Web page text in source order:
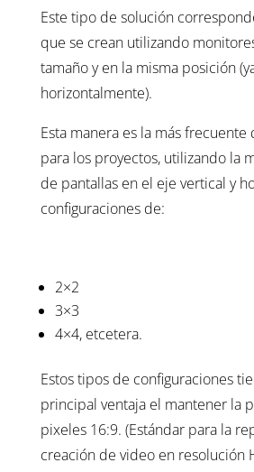
Este tipo de solución
que se crean utilizando
tamaño y en la misma posición
horizontalmente).
Esta manera es la más frecuente
para los proyectos, utilizando la
de pantallas en el eje vertical y
configuraciones de:
2×2
3×3
4×4, etcetera.
Estos tipos de configuraciones
principal ventaja el mantener la
pixeles 16:9. (Estándar para la
creación de video en resolución